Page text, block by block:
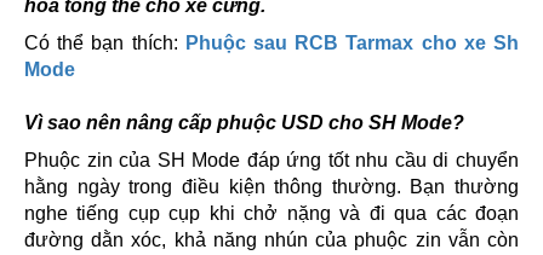
hòa tổng thể cho xế cưng.
Có thể bạn thích: Phuộc sau RCB Tarmax cho xe Sh
Mode
Vì sao nên nâng cấp phuộc USD cho SH Mode?
Phuộc zin của SH Mode đáp ứng tốt nhu cầu di chuyển
hằng ngày trong điều kiện thông thường. Bạn thường
nghe tiếng cụp cụp khi chở nặng và đi qua các đoạn
đường dằn xóc, khả năng nhún của phuộc zin vẫn còn